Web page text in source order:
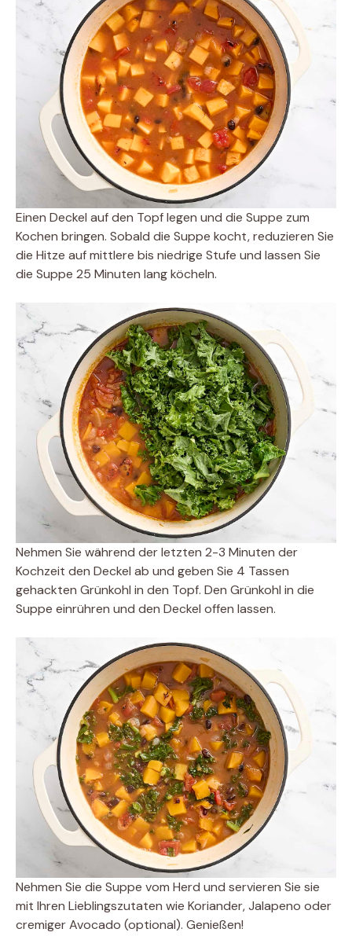
Einen Deckel auf den Topf legen und die Suppe zum
Kochen bringen. Sobald die Suppe kocht, reduzieren Sie
die Hitze auf mittlere bis niedrige Stufe und lassen Sie
die Suppe 25 Minuten lang köcheln.
Nehmen Sie während der letzten 2-3 Minuten der
Kochzeit den Deckel ab und geben Sie 4 Tassen
gehackten Grünkohl in den Topf. Den Grünkohl in die
Suppe einrühren und den Deckel offen lassen.
Nehmen Sie die Suppe vom Herd und servieren Sie sie
mit Ihren Lieblingszutaten wie Koriander, Jalapeno oder
cremiger Avocado (optional). Genießen!